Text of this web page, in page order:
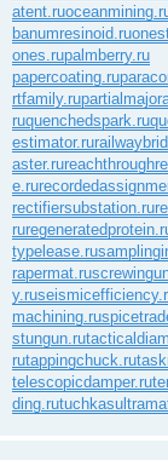
atent.ru
banumresinoid.ru
ones.rupalmberry.ru
papercoating.ru
rtfamily.ru
ruquenchedspark.ru
estimator.ru
aster.ru
e.ru
rectifiersubstation.ru
ru
typelease.ru
rapermat.ru
y.ru
machining.ru
stungun.ru
rutappingchuck.ru
telescopicdamper.ru
ding.rutuchkas